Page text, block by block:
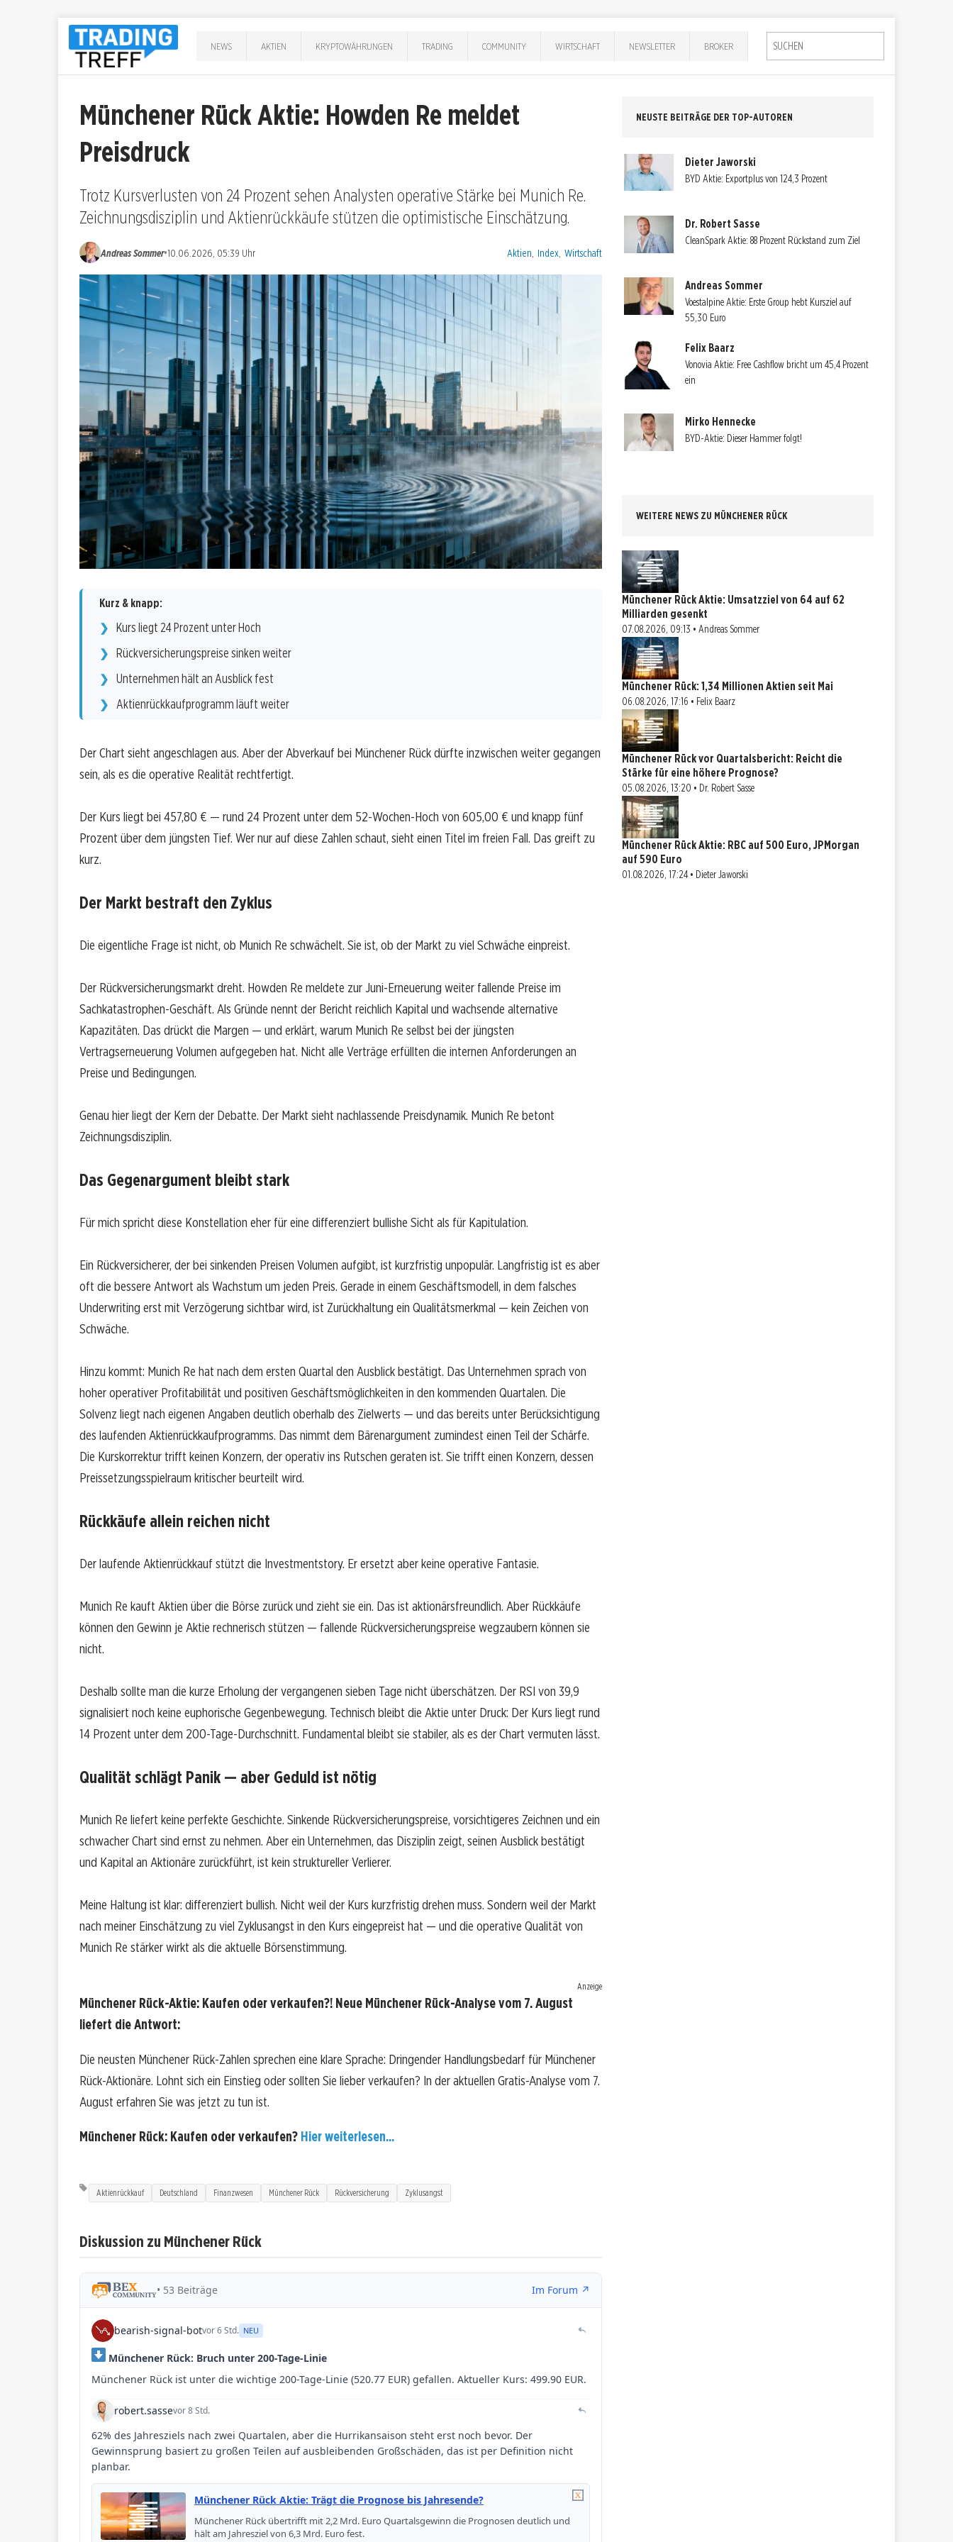
NEWS AKTIEN KRYPTOWÄHRUNGEN TRADING COMMUNITY WIRTSCHAFT NEWSLETTER BROKER
Münchener Rück Aktie: Howden Re meldet
Preisdruck
Trotz Kursverlusten von 24 Prozent sehen Analysten operative Stärke bei Munich Re.
Zeichnungsdisziplin und Aktienrückkäufe stützen die optimistische Einschätzung.
Andreas Sommer•10.06.2026, 05:39 Uhr Kategorien:
Aktien Index Wirtschaft
Kurz & knapp:
Kurs liegt 24 Prozent unter Hoch
Rückversicherungspreise sinken weiter
Unternehmen hält an Ausblick fest
Aktienrückkaufprogramm läuft weiter
Der Chart sieht angeschlagen aus. Aber der Abverkauf bei Münchener Rück dürfte inzwischen weiter gegangen
sein, als es die operative Realität rechtfertigt.
Der Kurs liegt bei 457,80 € — rund 24 Prozent unter dem 52-Wochen-Hoch von 605,00 € und knapp fünf
Prozent über dem jüngsten Tief. Wer nur auf diese Zahlen schaut, sieht einen Titel im freien Fall. Das greift zu
kurz.
Der Markt bestraft den Zyklus
Die eigentliche Frage ist nicht, ob Munich Re schwächelt. Sie ist, ob der Markt zu viel Schwäche einpreist.
Der Rückversicherungsmarkt dreht. Howden Re meldete zur Juni-Erneuerung weiter fallende Preise im
Sachkatastrophen-Geschäft. Als Gründe nennt der Bericht reichlich Kapital und wachsende alternative
Kapazitäten. Das drückt die Margen — und erklärt, warum Munich Re selbst bei der jüngsten
Vertragserneuerung Volumen aufgegeben hat. Nicht alle Verträge erfüllten die internen Anforderungen an
Preise und Bedingungen.
Genau hier liegt der Kern der Debatte. Der Markt sieht nachlassende Preisdynamik. Munich Re betont
Zeichnungsdisziplin.
Das Gegenargument bleibt stark
Für mich spricht diese Konstellation eher für eine differenziert bullishe Sicht als für Kapitulation.
Ein Rückversicherer, der bei sinkenden Preisen Volumen aufgibt, ist kurzfristig unpopulär. Langfristig ist es aber
oft die bessere Antwort als Wachstum um jeden Preis. Gerade in einem Geschäftsmodell, in dem falsches
Underwriting erst mit Verzögerung sichtbar wird, ist Zurückhaltung ein Qualitätsmerkmal — kein Zeichen von
Schwäche.
Hinzu kommt: Munich Re hat nach dem ersten Quartal den Ausblick bestätigt. Das Unternehmen sprach von
hoher operativer Profitabilität und positiven Geschäftsmöglichkeiten in den kommenden Quartalen. Die
Solvenz liegt nach eigenen Angaben deutlich oberhalb des Zielwerts — und das bereits unter Berücksichtigung
des laufenden Aktienrückkaufprogramms. Das nimmt dem Bärenargument zumindest einen Teil der Schärfe.
Die Kurskorrektur trifft keinen Konzern, der operativ ins Rutschen geraten ist. Sie trifft einen Konzern, dessen
Preissetzungsspielraum kritischer beurteilt wird.
Rückkäufe allein reichen nicht
Der laufende Aktienrückkauf stützt die Investmentstory. Er ersetzt aber keine operative Fantasie.
Munich Re kauft Aktien über die Börse zurück und zieht sie ein. Das ist aktionärsfreundlich. Aber Rückkäufe
können den Gewinn je Aktie rechnerisch stützen — fallende Rückversicherungspreise wegzaubern können sie
nicht.
Deshalb sollte man die kurze Erholung der vergangenen sieben Tage nicht überschätzen. Der RSI von 39,9
signalisiert noch keine euphorische Gegenbewegung. Technisch bleibt die Aktie unter Druck: Der Kurs liegt rund
14 Prozent unter dem 200-Tage-Durchschnitt. Fundamental bleibt sie stabiler, als es der Chart vermuten lässt.
Qualität schlägt Panik — aber Geduld ist nötig
Munich Re liefert keine perfekte Geschichte. Sinkende Rückversicherungspreise, vorsichtigeres Zeichnen und ein
schwacher Chart sind ernst zu nehmen. Aber ein Unternehmen, das Disziplin zeigt, seinen Ausblick bestätigt
und Kapital an Aktionäre zurückführt, ist kein struktureller Verlierer.
Meine Haltung ist klar: differenziert bullish. Nicht weil der Kurs kurzfristig drehen muss. Sondern weil der Markt
nach meiner Einschätzung zu viel Zyklusangst in den Kurs eingepreist hat — und die operative Qualität von
Munich Re stärker wirkt als die aktuelle Börsenstimmung.
Anzeige
Münchener Rück-Aktie: Kaufen oder verkaufen?! Neue Münchener Rück-Analyse vom 7. August
liefert die Antwort:
Die neusten Münchener Rück-Zahlen sprechen eine klare Sprache: Dringender Handlungsbedarf für Münchener
Rück-Aktionäre. Lohnt sich ein Einstieg oder sollten Sie lieber verkaufen? In der aktuellen Gratis-Analyse vom 7.
August erfahren Sie was jetzt zu tun ist.
Münchener Rück: Kaufen oder verkaufen? Hier weiterlesen...
Aktienrückkauf Deutschland Finanzwesen Münchener Rück Rückversicherung Zyklusangst
Diskussion zu Münchener Rück
NEUSTE BEITRÄGE DER TOP-AUTOREN
Dieter Jaworski
BYD Aktie: Exportplus von 124,3 Prozent
Dr. Robert Sasse
CleanSpark Aktie: 88 Prozent Rückstand zum Ziel
Andreas Sommer
Voestalpine Aktie: Erste Group hebt Kursziel auf
55,30 Euro
Felix Baarz
Vonovia Aktie: Free Cashflow bricht um 45,4 Prozent
ein
Mirko Hennecke
BYD-Aktie: Dieser Hammer folgt!
WEITERE NEWS ZU MÜNCHENER RÜCK
Münchener Rück Aktie: Umsatzziel von 64 auf 62
Milliarden gesenkt
07.08.2026, 09:13 • Andreas Sommer
Münchener Rück: 1,34 Millionen Aktien seit Mai
06.08.2026, 17:16 • Felix Baarz
Münchener Rück vor Quartalsbericht: Reicht die
Stärke für eine höhere Prognose?
05.08.2026, 13:20 • Dr. Robert Sasse
Münchener Rück Aktie: RBC auf 500 Euro, JPMorgan
auf 590 Euro
01.08.2026, 17:24 • Dieter Jaworski